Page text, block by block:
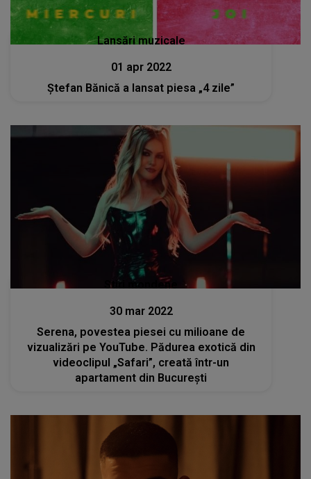
Lansări muzicale
01 apr 2022
Ștefan Bănică a lansat piesa „4 zile”
Stiri mondene
30 mar 2022
Serena, povestea piesei cu milioane de
vizualizări pe YouTube. Pădurea exotică din
videoclipul „Safari”, creată într-un
apartament din București